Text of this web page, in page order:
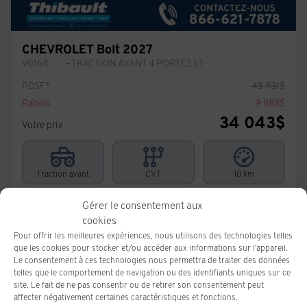
Gérer le consentement aux
cookies
Pour offrir les meilleures expériences, nous utilisons des technologies telles
que les cookies pour stocker et/ou accéder aux informations sur l'appareil.
Le consentement à ces technologies nous permettra de traiter des données
telles que le comportement de navigation ou des identifiants uniques sur ce
site. Le fait de ne pas consentir ou de retirer son consentement peut
affecter négativement certaines caractéristiques et fonctions.
CHEVROLET Bolt 2027
V0164
– TRACTION AVANT 4 PORTES LT
PDSF*
43 931$
Rabais
9 888$
Votre prix
34 043$
Traction avant CVT 10 km
Vérifier la disponibilité
Évaluer mon échange